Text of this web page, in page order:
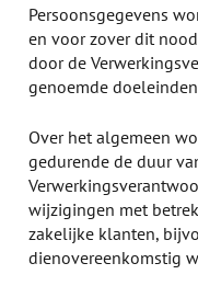
Persoonsgegevens
en voor zover dit
door de
genoemde
Over het algemeen
gedurende de duur
wijzigingen met
zakelijke klanten,
dienovereenkomstig